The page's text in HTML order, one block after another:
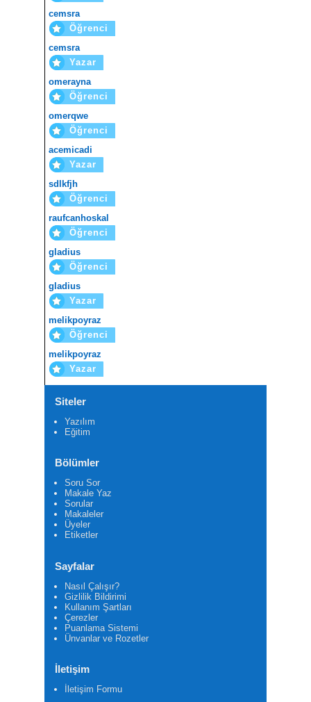
cemsra
Öğrenci
cemsra
Yazar
omerayna
Öğrenci
omerqwe
Öğrenci
acemicadi
Yazar
sdlkfjh
Öğrenci
raufcanhoskal
Öğrenci
gladius
Öğrenci
gladius
Yazar
melikpoyraz
Öğrenci
melikpoyraz
Yazar
Siteler
Yazılım
Eğitim
Bölümler
Soru Sor
Makale Yaz
Sorular
Makaleler
Üyeler
Etiketler
Sayfalar
Nasıl Çalışır?
Gizlilik Bildirimi
Kullanım Şartları
Çerezler
Puanlama Sistemi
Ünvanlar ve Rozetler
İletişim
İletişim Formu